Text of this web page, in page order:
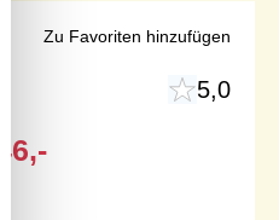
5,0
Zu Favoriten hinzufügen